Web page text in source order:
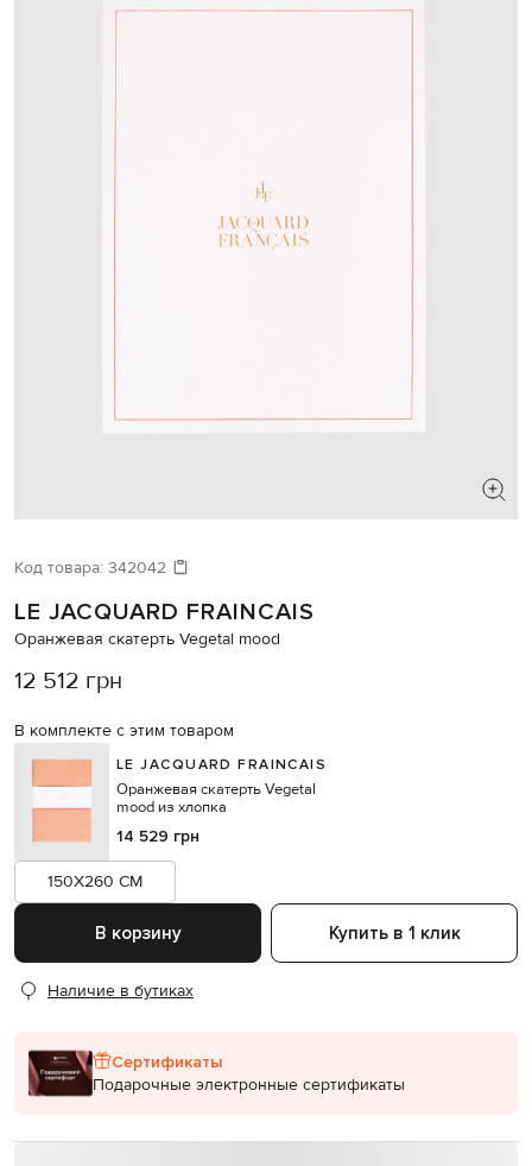
Код товара: 342042
LE JACQUARD FRAINCAIS
Оранжевая скатерть Vegetal mood
12 512 грн
В комплекте с этим товаром
LE JACQUARD FRAINCAIS
Оранжевая скатерть Vegetal
mood из хлопка
14 529 грн
150X260 CM
В корзину Купить в 1 клик
Наличие в бутиках
Сертификаты
Подарочные электронные сертификаты